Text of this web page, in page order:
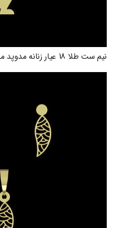
نیم ست طلا 18 عیار زنانه مدوپد مدل کانگرو کد NA16063